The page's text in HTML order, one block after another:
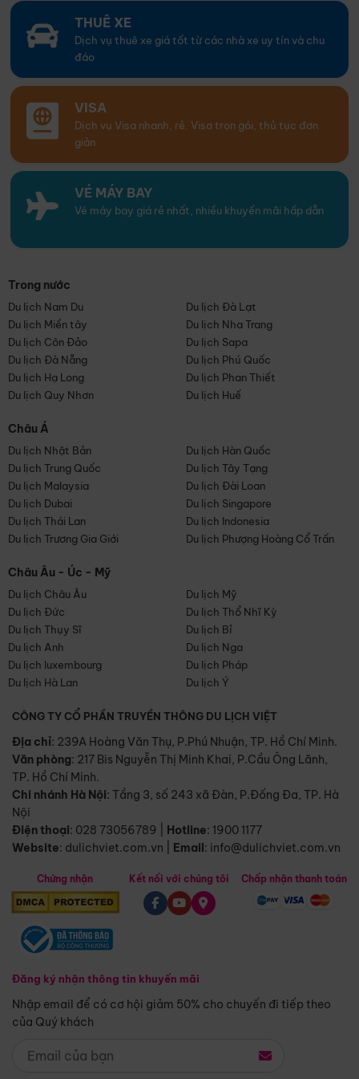
THUÊ XE
Dịch vụ thuê xe giá tốt từ các nhà xe uy tín và chu
đáo
VISA
Dịch vụ Visa nhanh, rẻ. Visa trọn gói, thủ tục đơn
giản
VÉ MÁY BAY
Vé máy bay giá rẻ nhất, nhiều khuyến mãi hấp dẫn
Trong nước
Du lịch Nam Du
Du lịch Đà Lạt
Du lịch Miền tây
Du lịch Nha Trang
Du lịch Côn Đảo
Du lịch Sapa
Du lịch Đà Nẵng
Du lịch Phú Quốc
Du lịch Hạ Long
Du lịch Phan Thiết
Du lịch Quy Nhơn
Du lịch Huế
Châu Á
Du lịch Nhật Bản
Du lịch Hàn Quốc
Du lịch Trung Quốc
Du lịch Tây Tạng
Du lịch Malaysia
Du lịch Đài Loan
Du lịch Dubai
Du lịch Singapore
Du lịch Thái Lan
Du lịch Indonesia
Du lịch Trương Gia Giới
Du lịch Phượng Hoàng Cổ Trấn
Châu Âu - Úc - Mỹ
Du lịch Châu Âu
Du lịch Mỹ
Du lịch Đức
Du lịch Thổ Nhĩ Kỳ
Du lịch Thụy Sĩ
Du lịch Bỉ
Du lịch Anh
Du lịch Nga
Du lịch luxembourg
Du lịch Pháp
Du lịch Hà Lan
Du lịch Ý
CÔNG TY CỔ PHẦN TRUYỀN THÔNG DU LỊCH VIỆT
Địa chỉ: 239A Hoàng Văn Thụ, P.Phú Nhuận, TP. Hồ Chí Minh.
Văn phòng: 217 Bis Nguyễn Thị Minh Khai, P.Cầu Ông Lãnh,
TP. Hồ Chí Minh.
Chi nhánh Hà Nội: Tầng 3, số 243 xã Đàn, P.Đống Đa, TP. Hà
Nội
Điện thoại: 028 73056789 Hotline: 1900 1177
Website: dulichviet.com.vn Email: info@dulichviet.com.vn
Chứng nhận
Đăng ký nhận thông tin khuyến mãi
Nhập email để có cơ hội giảm 50% cho chuyến đi tiếp theo
của Quý khách
Kết nối với chúng tôi Chấp nhận thanh toán